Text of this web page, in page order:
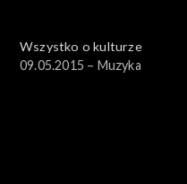
Wszystko o kulturze
09.05.2015 – Muzyka